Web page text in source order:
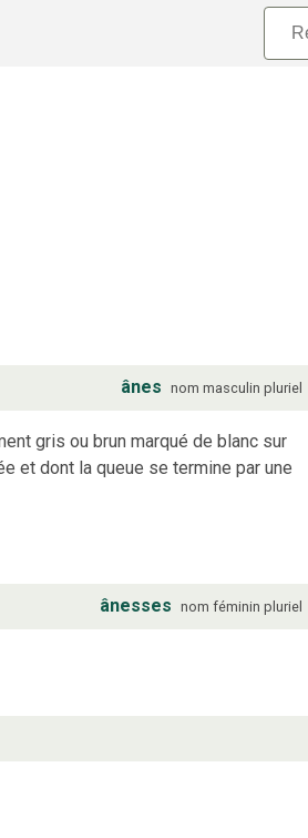
ânes nom masculin pluriel
gris ou brun marqué de blanc sur
et dont la queue se termine par une
ânesses nom féminin pluriel